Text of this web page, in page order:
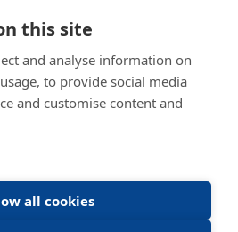
this site
and analyse information on
to provide social media
and customise content and
all cookies